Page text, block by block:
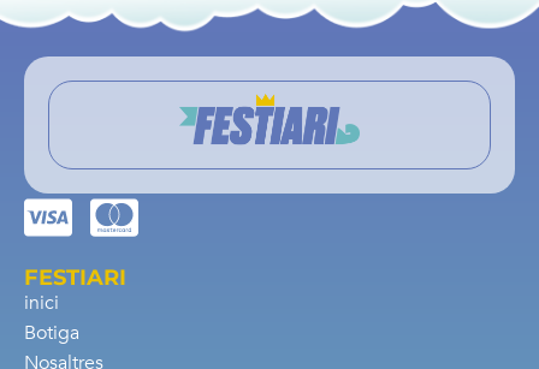
FESTIARI
inici
Botiga
Nosaltres